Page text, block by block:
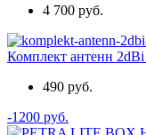
4 700 руб.
Комплект антенн
490 руб.
-1200 руб.